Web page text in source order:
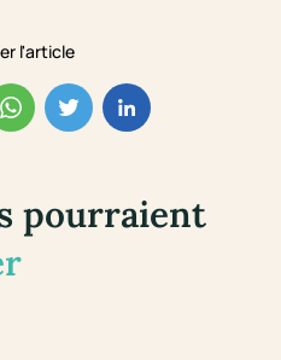
l'article
pourraient